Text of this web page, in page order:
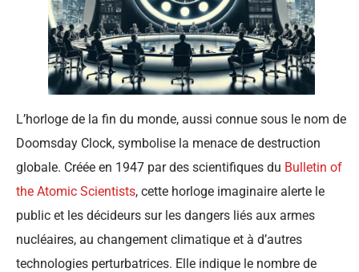
L’horloge de la fin du monde, aussi connue sous le nom de
Doomsday Clock, symbolise la menace de destruction
globale. Créée en 1947 par des scientifiques du Bulletin of
the Atomic Scientists, cette horloge imaginaire alerte le
public et les décideurs sur les dangers liés aux armes
nucléaires, au changement climatique et à d’autres
technologies perturbatrices. Elle indique le nombre de